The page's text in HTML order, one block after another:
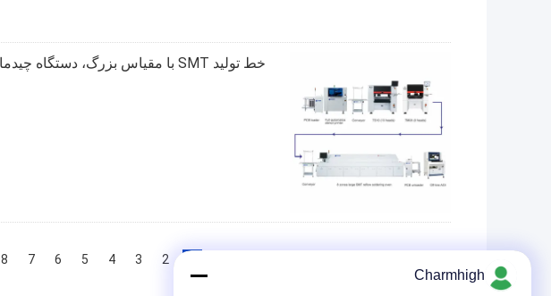
2
3
4
5
6
7
8
Charmhigh